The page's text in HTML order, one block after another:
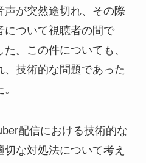
声が突然途切れ、その際
について視聴者の間で
。この件についても、
技術的な問題であった
配信における技術的な
な対処法について考え